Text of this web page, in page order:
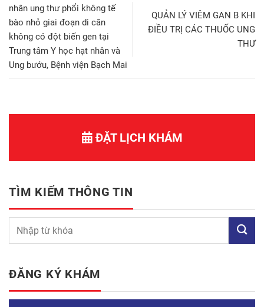
nhân ung thư phổi không tế
bào nhỏ giai đoạn di căn
không có đột biến gen tại
Trung tâm Y học hạt nhân và
Ung bướu, Bệnh viện Bạch Mai
QUẢN LÝ VIÊM GAN B KHI
ĐIỀU TRỊ CÁC THUỐC UNG
THƯ
ĐẶT LỊCH KHÁM
TÌM KIẾM THÔNG TIN
ĐĂNG KÝ KHÁM